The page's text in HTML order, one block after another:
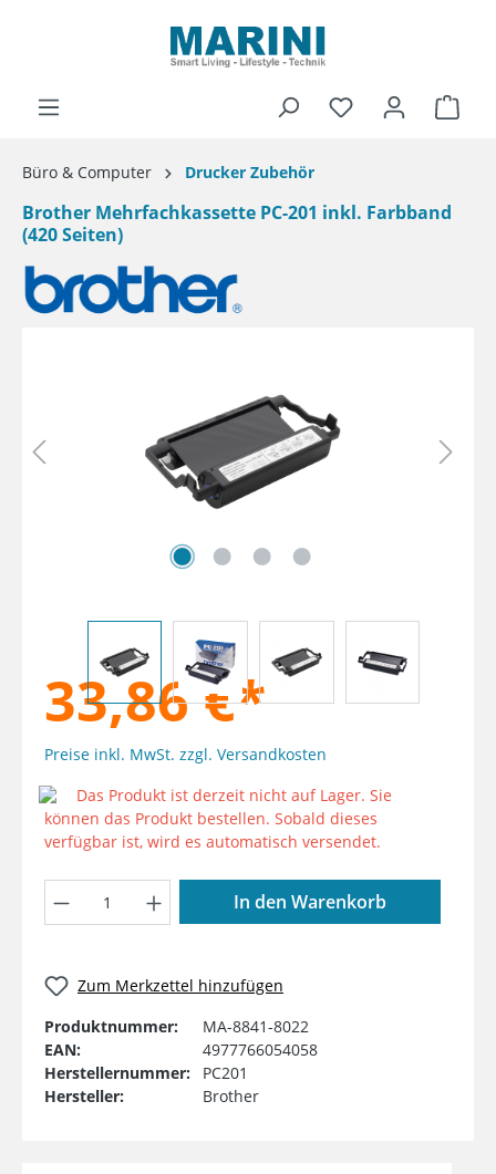
Büro & Computer Drucker Zubehör
Brother Mehrfachkassette PC-201 inkl. Farbband
(420 Seiten)
33,86 €*
Preise inkl. MwSt. zzgl. Versandkosten
Das Produkt ist derzeit nicht auf Lager. Sie
können das Produkt bestellen. Sobald dieses
verfügbar ist, wird es automatisch versendet.
Produkt Anzahl: Gib den
In den Warenkorb
Zum Merkzettel hinzufügen
Produktnummer:
MA-8841-8022
EAN:
4977766054058
Herstellernummer:
PC201
Hersteller:
Brother